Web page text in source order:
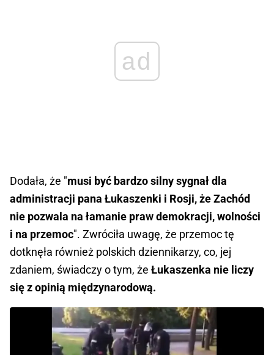
ad
Dodała, że "musi być bardzo silny sygnał dla
administracji pana Łukaszenki i Rosji, że Zachód
nie pozwala na łamanie praw demokracji, wolności
i na przemoc". Zwróciła uwagę, że przemoc tę
dotknęła również polskich dziennikarzy, co, jej
zdaniem, świadczy o tym, że Łukaszenka nie liczy
się z opinią międzynarodową.